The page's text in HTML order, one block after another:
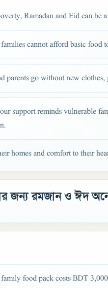
Ramadan and Eid can be
cannot afford basic food
parents go without new clothes,
support reminds vulnerable
homes and comfort to their
জন্য রমজান ও ঈদ
food pack costs BDT